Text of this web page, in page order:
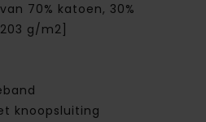
70% katoen, 30%
g/m2]
knoopsluiting